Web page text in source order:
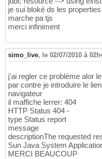
je sui bloké ds les
marche pa tjs
merci infiniment
simo_live, le 02/07/2010 à
j'ai regler ce probléme alor
par contre je introduire le
navigateur
il maffiche lerrer: 404
HTTP Status 404 -
type Status report
message
descriptionThe requested
Sun Java System
MERCI BEAUCOUP